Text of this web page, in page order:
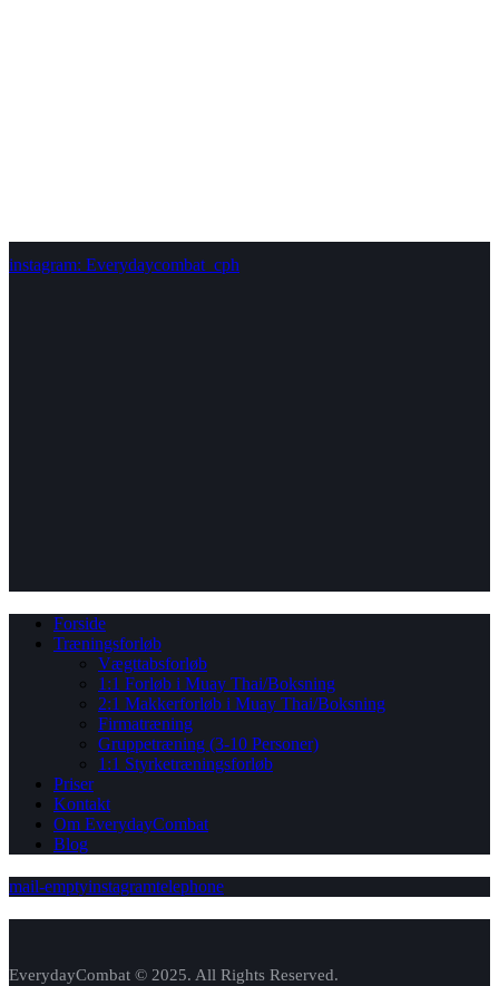
instagram: Everydaycombat_cph
Forside
Træningsforløb
Vægttabsforløb
1:1 Forløb i Muay Thai/Boksning
2:1 Makkerforløb i Muay Thai/Boksning
Firmatræning
Gruppetræning (3-10 Personer)
1:1 Styrketræningsforløb
Priser
Kontakt
Om EverydayCombat
Blog
mail-emptyinstagramtelephone
EverydayCombat © 2025. All Rights Reserved.